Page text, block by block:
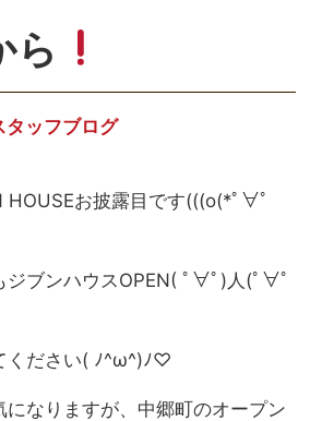
ら
タッフブログ
HOUSEお披露目です(((o(*ﾟ∀ﾟ
ジブンハウスOPEN( ﾟ∀ﾟ)人(ﾟ∀ﾟ
ください( ﾉ^ω^)ﾉ♡
になりますが、中郷町のオープン